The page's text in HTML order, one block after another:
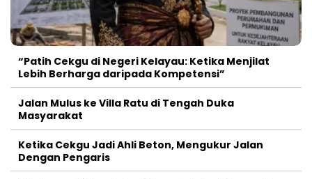
“Patih Cekgu di Negeri Kelayau: Ketika Menjilat
Lebih Berharga daripada Kompetensi”
Jalan Mulus ke Villa Ratu di Tengah Duka
Masyarakat
Ketika Cekgu Jadi Ahli Beton, Mengukur Jalan
Dengan Pengaris